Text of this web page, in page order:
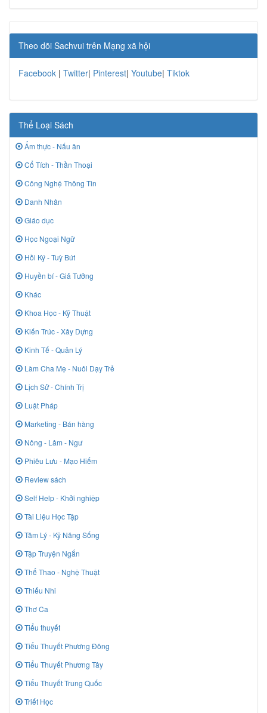
Theo dõi Sachvui trên Mạng xã hội
Facebook | Twitter| Pinterest| Youtube| Tiktok
Thể Loại Sách
Ẩm thực - Nấu ăn
Cổ Tích - Thần Thoại
Công Nghệ Thông Tin
Danh Nhân
Giáo dục
Học Ngoại Ngữ
Hồi Ký - Tuỳ Bút
Huyền bí - Giả Tưởng
Khác
Khoa Học - Kỹ Thuật
Kiến Trúc - Xây Dựng
Kinh Tế - Quản Lý
Làm Cha Mẹ - Nuôi Dạy Trẻ
Lịch Sử - Chính Trị
Luật Pháp
Marketing - Bán hàng
Nông - Lâm - Ngư
Phiêu Lưu - Mạo Hiểm
Review sách
Self Help - Khởi nghiệp
Tài Liệu Học Tập
Tâm Lý - Kỹ Năng Sống
Tập Truyện Ngắn
Thể Thao - Nghệ Thuật
Thiếu Nhi
Thơ Ca
Tiểu thuyết
Tiểu Thuyết Phương Đông
Tiểu Thuyết Phương Tây
Tiểu Thuyết Trung Quốc
Triết Học